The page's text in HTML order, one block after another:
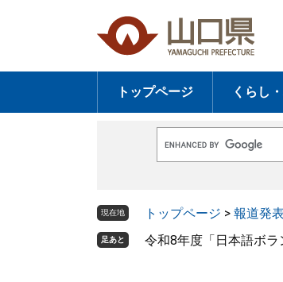
の
頭
ー
飛
トップページ くらし
o
e
ス
現在地 トップページ > 報道発表
足あと 令和8年度「日本語ボ